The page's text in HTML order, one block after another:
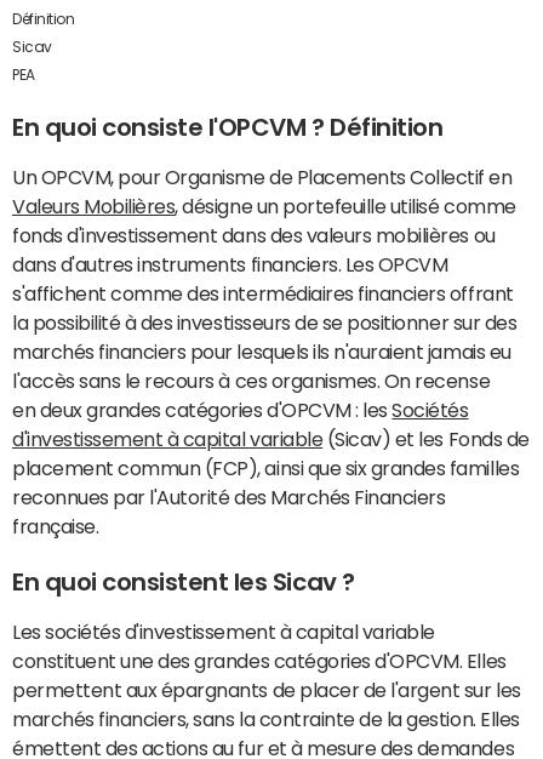
Définition
Sicav
PEA
En quoi consiste l'OPCVM ? Définition
Un OPCVM, pour Organisme de Placements Collectif en
Valeurs Mobilières, désigne un portefeuille utilisé comme
fonds d'investissement dans des valeurs mobilières ou
dans d'autres instruments financiers. Les OPCVM
s'affichent comme des intermédiaires financiers offrant
la possibilité à des investisseurs de se positionner sur des
marchés financiers pour lesquels ils n'auraient jamais eu
l'accès sans le recours à ces organismes. On recense
en deux grandes catégories d'OPCVM : lesSociétés
d'investissement à capital variable(Sicav) et les Fonds de
placement commun (FCP), ainsi que six grandes familles
reconnues par l'Autorité des Marchés Financiers
française.
En quoi consistent les Sicav ?
Les sociétés d'investissement à capital variable
constituent une des grandes catégories d'OPCVM. Elles
permettent aux épargnants de placer de l'argent sur les
marchés financiers, sans la contrainte de la gestion. Elles
émettent des actions au fur et à mesure des demandes